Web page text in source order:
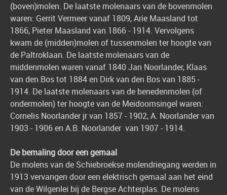
(boven)molen. De laatste molenaars van de bovenmolen
waren: Gerrit Vermeer vanaf 1809, Arie Maasland tot
1866, Pieter Maasland van 1866 - 1914. Vervolgens
kwam de (midden)molen of tussenmolen ter hoogte van
de Paltroklaan. De laatste molenaars van de
middenmolen waren vanaf 1840 Jan Noorlander, Klaas
van den Bos tot 1884 en Dirk van den Bos van 1885 -
1914. De laatste molenaars van de benedenmolen (of
ondermolen) ter hoogte van de Meidoornsingel waren:
Cornelis Noorlander jr van 1857 - 1902, A. Noorlander van
1903 - 1906 en A.B. Noorlander van 1907 - 1914.
De bemaling door een gemaal
De molens van de Schiebroekse molendriegang werden in
1913 vervangen door een elektrisch gemaal aan het eind
van de Wilgenlei bij de Bergse Achterplas. De molens